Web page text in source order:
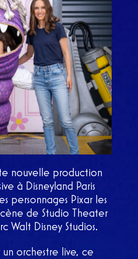
nouvelle production
à Disneyland Paris
personnages Pixar les
de Studio Theater
Walt Disney Studios.
orchestre live, ce